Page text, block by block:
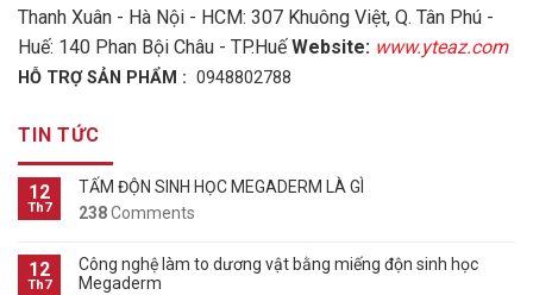
Thanh Xuân - Hà Nội - HCM: 307 Khuông Việt, Q. Tân Phú -
Huế: 140 Phan Bội Châu - TP.HuếWebsite: www.yteaz.com
HỖ TRỢ SẢN PHẨM : 0948802788
TIN TỨC
12
Th7
TẤM ĐỘN SINH HỌC MEGADERM LÀ GÌ
238Comments
12
Th7
Công nghệ làm to dương vật bằng miếng độn sinh học
Megaderm